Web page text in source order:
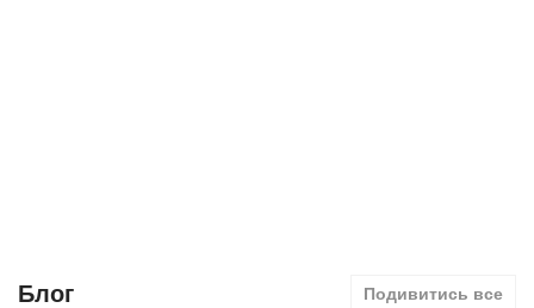
Блог Подивитись все